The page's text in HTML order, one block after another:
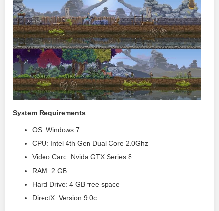
System Requirements
OS: Windows 7
CPU: Intel 4th Gen Dual Core 2.0Ghz
Video Card: Nvida GTX Series 8
RAM: 2 GB
Hard Drive: 4 GB free space
DirectX: Version 9.0c